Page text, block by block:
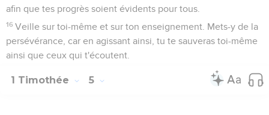
afin que tes progrès soient évidents pour tous.
16 Veille sur toi-même et sur ton enseignement. Mets-y de la
persévérance, car en agissant ainsi, tu te sauveras toi-même
ainsi que ceux qui t'écoutent.
1 Timothée 5